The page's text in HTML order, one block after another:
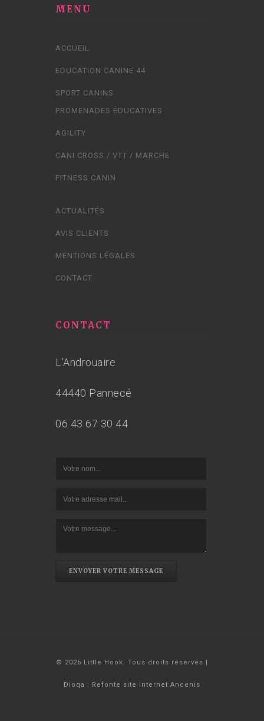
MENU
ACCUEIL
EDUCATION CANINE 44
SPORT CANINS
PROMENADES ÉDUCATIVES
AGILITY
CANI CROSS / VTT / MARCHE
FITNESS CANIN
ACTUALITÉS
AVIS CLIENTS
MENTIONS LÉGALES
CONTACT
CONTACT
L’Androuaire
44440 Pannecé
06 43 67 30 44
ENVOYER VOTRE MESSAGE
© 2026 Little Hook. Tous droits réservés |
Dioqa : Refonte site internet Ancenis